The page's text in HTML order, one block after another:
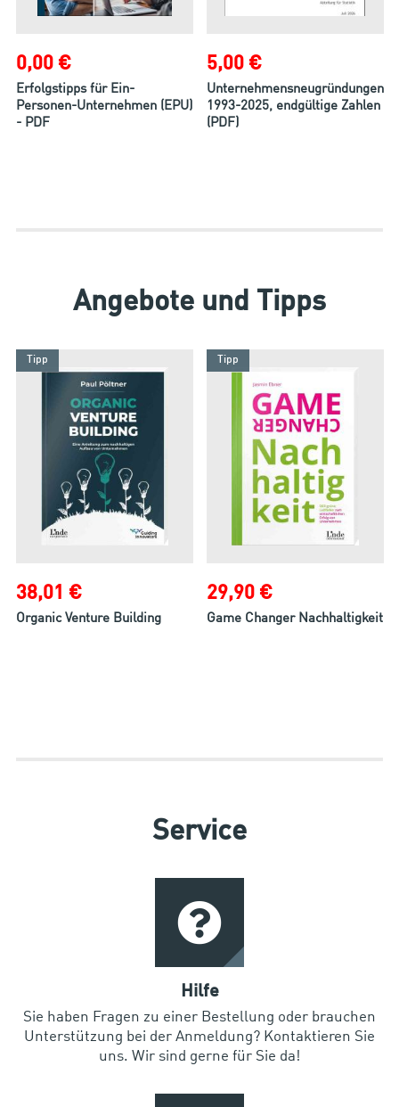
0,00 €
Erfolgstipps für Ein-
Personen-Unternehmen (EPU)
- PDF
5,00 €
Unternehmensneugründungen
1993-2025, endgültige Zahlen
(PDF)
Angebote und Tipps
Tipp
38,01 €
Organic Venture Building
Tipp
29,90 €
Game Changer Nachhaltigkeit
Service
Hilfe
Sie haben Fragen zu einer Bestellung oder brauchen
Unterstützung bei der Anmeldung? Kontaktieren Sie
uns. Wir sind gerne für Sie da!